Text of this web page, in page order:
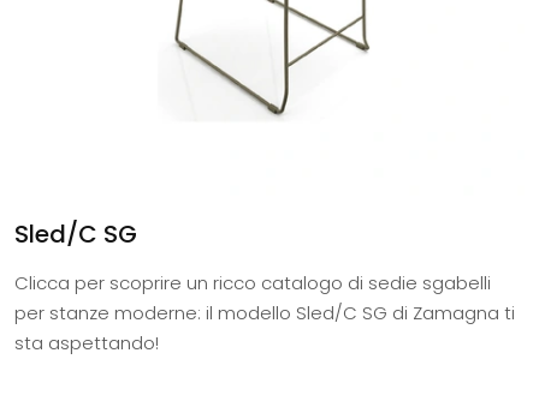
Sled/C SG
Clicca per scoprire un ricco catalogo di sedie sgabelli
per stanze moderne: il modello Sled/C SG di Zamagna ti
sta aspettando!